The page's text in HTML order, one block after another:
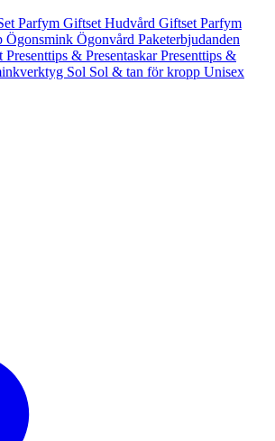
Parfym Giftset Hudvård Giftset Parfym
Ögonsmink Ögonvård Paketerbjudanden
Presenttips & PresentaskarPresenttips &
Sol Sol & tan för kropp Unisex